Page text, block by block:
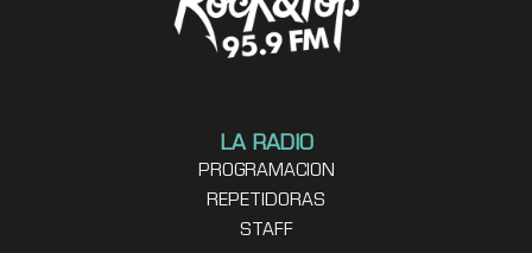
LA RADIO
PROGRAMACION
REPETIDORAS
STAFF